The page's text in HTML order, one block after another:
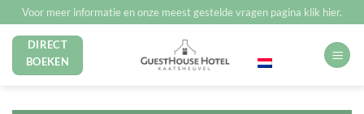
naar
inhoud
Voor meer informatie en onze meest gestelde vragen pagina klik hier.
DIRECT
BOEKEN